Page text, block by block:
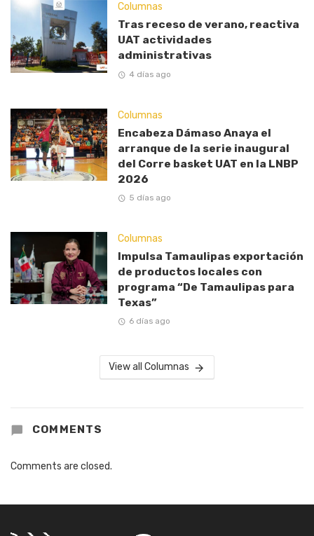
Columnas
Tras receso de verano, reactiva
UAT actividades
administrativas
4 días ago
Columnas
Encabeza Dámaso Anaya el
arranque de la serie inaugural
del Corre basket UAT en la LNBP
2026
5 días ago
Columnas
Impulsa Tamaulipas exportación
de productos locales con
programa “De Tamaulipas para
Texas”
6 días ago
View all Columnas
COMMENTS
Comments are closed.